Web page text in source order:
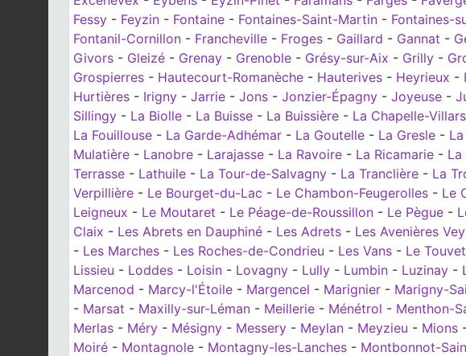
Fessy - Feyzin - Fontaine - Fontaines-Saint-Martin - Fontaines-
Fontanil-Cornillon - Francheville - Froges - Gaillard - Gannat -
Givors - Gleizé - Grenay - Grenoble - Grésy-sur-Aix - Grilly -
Grospierres - Hautecourt-Romanèche - Hauterives - Heyrieux -
Hurtières - Irigny - Jarrie - Jons - Jonzier-Épagny - Joyeuse -
Sillingy - La Biolle - La Buisse - La Buissière - La Chapelle-Villars
La Fouillouse - La Garde-Adhémar - La Goutelle - La Gresle -
Mulatière - Lanobre - Larajasse - La Ravoire - La Ricamarie - La
Terrasse - Lathuile - La Tour-de-Salvagny - La Tranclière - La
Verpillière - Le Bourget-du-Lac - Le Chambon-Feugerolles - Le
Leigneux - Le Moutaret - Le Péage-de-Roussillon - Le Pègue -
Claix - Les Abrets en Dauphiné - Les Adrets - Les Avenières
- Les Marches - Les Roches-de-Condrieu - Les Vans - Le Touvet
Lissieu - Loddes - Loisin - Lovagny - Lully - Lumbin - Luzinay -
Marcenod - Marcy-l'Étoile - Margencel - Marignier - Marigny-
- Marsat - Maxilly-sur-Léman - Meillerie - Ménétrol - Menthon-
Merlas - Méry - Mésigny - Messery - Meylan - Meyzieu - Mions
Moiré - Montagnole - Montagny-les-Lanches - Montbonnot-